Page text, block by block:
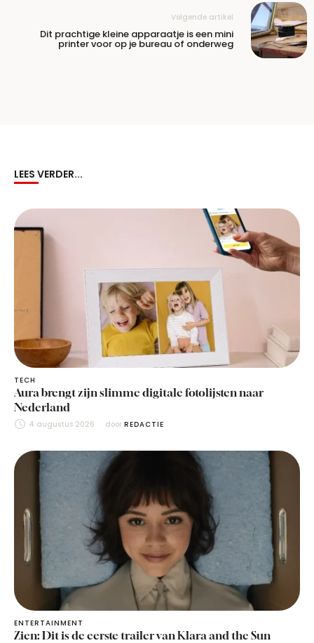
Volgende artikel
Dit prachtige kleine apparaatje is een mini
printer voor op je bureau of onderweg
LEES VERDER...
TECH
Aura brengt zijn slimme digitale fotolijsten naar
Nederland
4 augustus 2026 door REDACTIE
ENTERTAINMENT
Zien: Dit is de eerste trailer van Klara and the Sun